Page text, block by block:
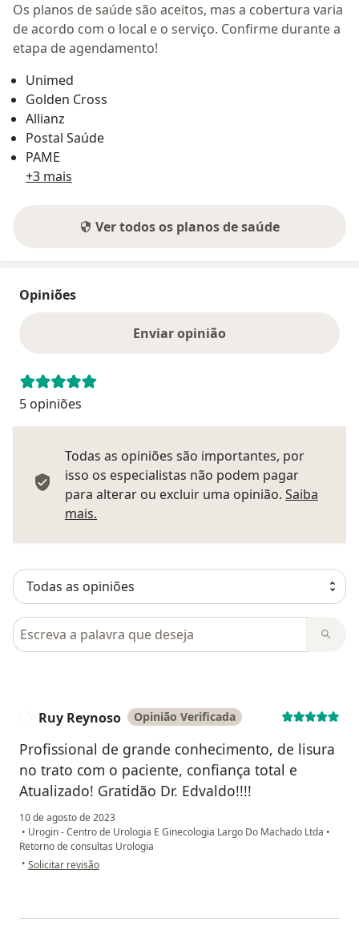
Os planos de saúde são aceitos, mas a cobertura varia
de acordo com o local e o serviço. Confirme durante a
etapa de agendamento!
Unimed
Golden Cross
Allianz
Postal Saúde
PAME
+3 mais
Ver todos os planos de saúde
Opiniões
Enviar opinião
5 opiniões
Todas as opiniões são importantes, por
isso os especialistas não podem pagar
para alterar ou excluir uma opinião. Saiba
mais.
Pesquisar em opiniões
Ruy Reynoso Opinião Verificada
Profissional de grande conhecimento, de lisura
no trato com o paciente, confiança total e
Atualizado! Gratidão Dr. Edvaldo!!!!
10 de agosto de 2023
• Urogin - Centro de Urologia E Ginecologia Largo Do Machado Ltda •
Retorno de consultas Urologia
• na opinião do utilizador Ruy Reynoso
Solicitar revisão